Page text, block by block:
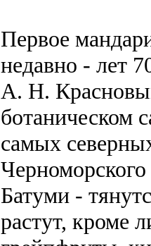
Первое
недавно - лет
А. Н.
ботаническом
самых
Батуми -
растут, кроме